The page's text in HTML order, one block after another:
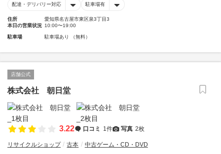
配達・デリバリー対応 駐車場有
住所
愛知県名古屋市東区泉3丁目3
本日の営業状況 10:00〜19:00
駐車場 駐車場あり （無料）
店舗公式
株式会社 朝日堂
3.22 口コミ 1件 写真 2枚
リサイクルショップ 古本 中古ゲーム・CD・DVD